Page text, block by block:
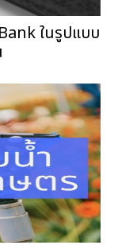
ในรูปแบบ